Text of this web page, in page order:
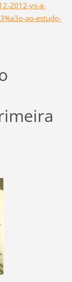
2012-vs-a-
ao-estudo-